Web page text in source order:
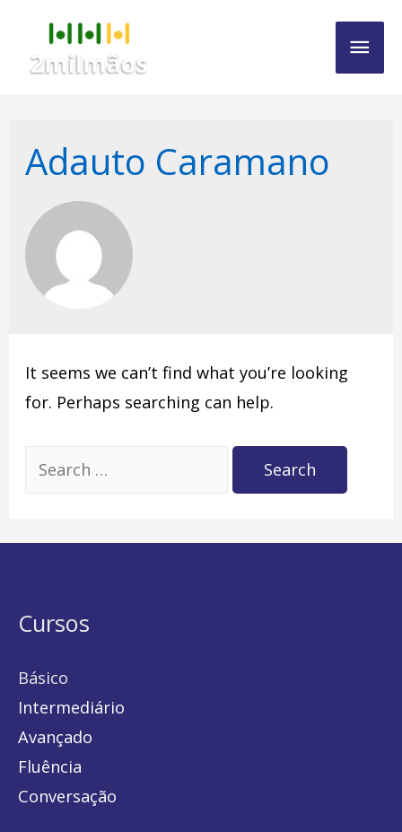
Adauto Caramano
It seems we can’t find what you’re looking
for. Perhaps searching can help.
Search
Cursos
Básico
Intermediário
Avançado
Fluência
Conversação